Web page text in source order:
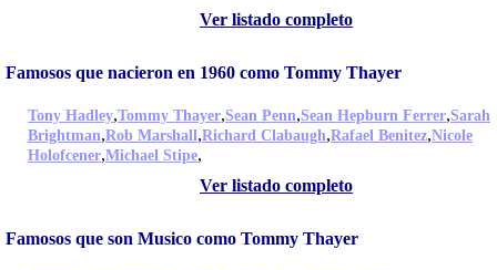
Ver listado completo
Famosos que nacieron en 1960 como Tommy Thayer
Tony Hadley,Tommy Thayer,Sean Penn,Sean Hepburn Ferrer,Sarah
Brightman,Rob Marshall,Richard Clabaugh,Rafael Benitez,Nicole
Holofcener,Michael Stipe,
Ver listado completo
Famosos que son Musico como Tommy Thayer